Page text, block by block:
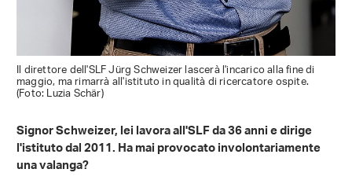
Il direttore dell'SLF Jürg Schweizer lascerà l'incarico alla fine di
maggio, ma rimarrà all'istituto in qualità di ricercatore ospite.
(Foto: Luzia Schär)
Signor Schweizer, lei lavora all'SLF da 36 anni e dirige
l'istituto dal 2011. Ha mai provocato involontariamente
una valanga?